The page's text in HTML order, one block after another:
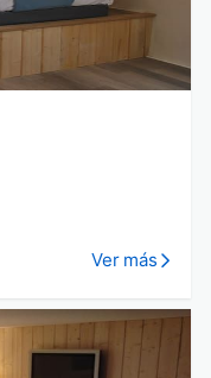
Ver más